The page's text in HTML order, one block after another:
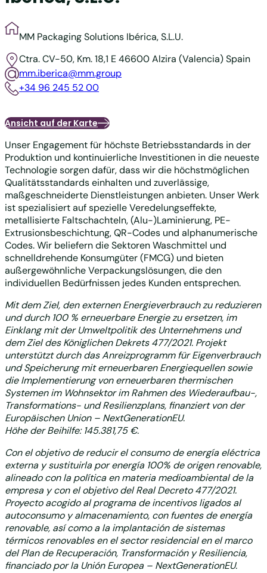
MM Packaging Solutions Ibérica, S.L.U.
Ctra. CV-50, Km. 18,1 E 46600 Alzira (Valencia)Spain
mm.iberica@mm.group
+34 96 245 52 00
Ansicht auf der Karte
Unser Engagement für höchste Betriebsstandards in der
Produktion und kontinuierliche Investitionen in die neueste
Technologie sorgen dafür, dass wir die höchstmöglichen
Qualitätsstandards einhalten und zuverlässige,
maßgeschneiderte Dienstleistungen anbieten. Unser Werk
ist spezialisiert auf spezielle Veredelungseffekte,
metallisierte Faltschachteln, (Alu-)Laminierung, PE-
Extrusionsbeschichtung, QR-Codes und alphanumerische
Codes. Wir beliefern die Sektoren Waschmittel und
schnelldrehende Konsumgüter (FMCG) und bieten
außergewöhnliche Verpackungslösungen, die den
individuellen Bedürfnissen jedes Kunden entsprechen.
Mit dem Ziel, den externen Energieverbrauch zu reduzieren
und durch 100 % erneuerbare Energie zu ersetzen, im
Einklang mit der Umweltpolitik des Unternehmens und
dem Ziel des Königlichen Dekrets 477/2021. Projekt
unterstützt durch das Anreizprogramm für Eigenverbrauch
und Speicherung mit erneuerbaren Energiequellen sowie
die Implementierung von erneuerbaren thermischen
Systemen im Wohnsektor im Rahmen des Wiederaufbau-,
Transformations- und Resilienzplans, finanziert von der
Europäischen Union – NextGenerationEU.
Höhe der Beihilfe: 145.381,75 €.
Con el objetivo de reducir el consumo de energía eléctrica
externa y sustituirla por energía 100% de origen renovable,
alineado con la política en materia medioambiental de la
empresa y con el objetivo del Real Decreto 477/2021.
Proyecto acogido al programa de incentivos ligados al
autoconsumo y almacenamiento, con fuentes de energía
renovable, así como a la implantación de sistemas
térmicos renovables en el sector residencial en el marco
del Plan de Recuperación, Transformación y Resiliencia,
financiado por la Unión Europea – NextGenerationEU.